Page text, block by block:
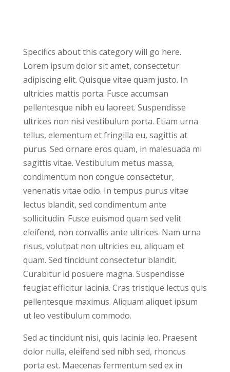
Specifics about this category will go here.
Lorem ipsum dolor sit amet, consectetur
adipiscing elit. Quisque vitae quam justo. In
ultricies mattis porta. Fusce accumsan
pellentesque nibh eu laoreet. Suspendisse
ultrices non nisi vestibulum porta. Etiam urna
tellus, elementum et fringilla eu, sagittis at
purus. Sed ornare eros quam, in malesuada mi
sagittis vitae. Vestibulum metus massa,
condimentum non congue consectetur,
venenatis vitae odio. In tempus purus vitae
lectus blandit, sed condimentum ante
sollicitudin. Fusce euismod quam sed velit
eleifend, non convallis ante ultrices. Nam urna
risus, volutpat non ultricies eu, aliquam et
quam. Sed tincidunt consectetur blandit.
Curabitur id posuere magna. Suspendisse
feugiat efficitur lacinia. Cras tristique lectus quis
pellentesque maximus. Aliquam aliquet ipsum
ut leo vestibulum commodo.
Sed ac tincidunt nisi, quis lacinia leo. Praesent
dolor nulla, eleifend sed nibh sed, rhoncus
porta est. Maecenas fermentum sed ex in